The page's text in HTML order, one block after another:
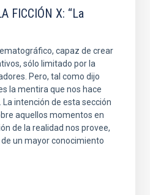
FICCIÓN X: “La
capaz de crear
sólo limitado por la
Pero, tal como dijo
la mentira que nos hace
intención de esta sección
aquellos momentos en
de la realidad nos provee,
un mayor conocimiento